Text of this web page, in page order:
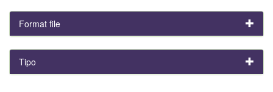
Format file
Tipo